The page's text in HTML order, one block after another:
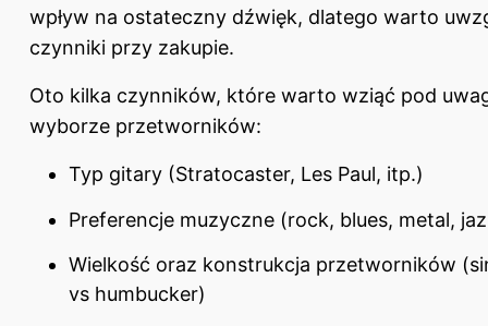
wpływ na ostateczny dźwięk, dlatego warto
czynniki przy zakupie.
Oto kilka czynników, które warto wziąć pod
wyborze przetworników:
Typ gitary (Stratocaster, Les Paul, itp.)
Preferencje muzyczne (rock, blues, metal,
Wielkość oraz konstrukcja przetworników
vs humbucker)